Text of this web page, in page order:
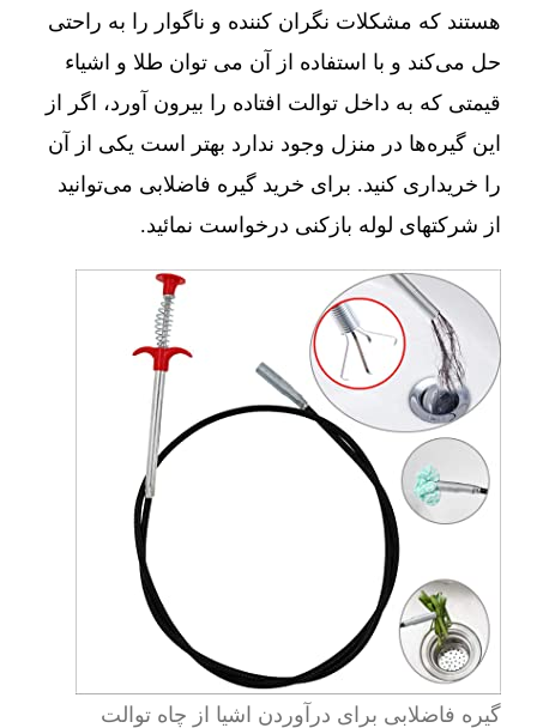
هستند که مشکلات نگران کننده و ناگوار را به راحتی
حل می‌کند و با استفاده از آن می توان طلا و اشیاء
قیمتی که به داخل توالت افتاده را بیرون آورد، اگر از
این گیره‌ها در منزل وجود ندارد بهتر است یکی از آن
را خریداری کنید. برای خرید گیره فاضلابی می‌توانید
از شرکتهای لوله بازکنی درخواست نمائید.
گیره فاضلابی برای درآوردن اشیا از چاه توالت